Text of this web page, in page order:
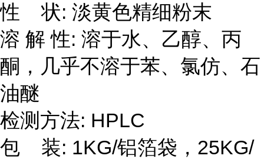
性 状: 淡黄色精细粉末
溶 解 性: 溶于水、乙醇、丙
酮，几乎不溶于苯、氯仿、石
油醚
检测方法: HPLC
包 装: 1KG/铝箔袋，25KG/